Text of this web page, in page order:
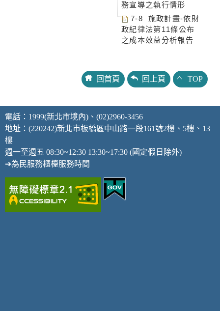
務宣導之執行情形
7-8 施政計畫-依財
政紀律法第11條公布
之成本效益分析報告
回首頁 回上頁 TOP
電話：1999(新北市境內)、(02)2960-3456
地址：(220242)新北市板橋區中山路一段161號2樓、5樓、13
樓
週一至週五 08:30~12:30 13:30~17:30 (國定假日除外)
➔為民服務櫃檯服務時間